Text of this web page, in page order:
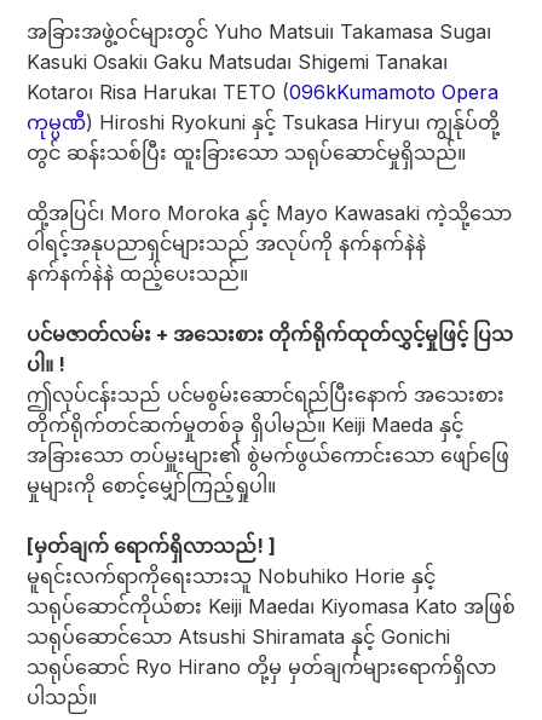
အခြားအဖွဲ့ဝင်များတွင် Yuho Matsui၊ Takamasa Suga၊
Kasuki Osaki၊ Gaku Matsuda၊ Shigemi Tanaka၊
Kotaro၊ Risa Haruka၊ TETO (096kKumamoto Opera
ကုမ္ပဏီ) Hiroshi Ryokuni နှင့် Tsukasa Hiryu၊ ကျွန်ုပ်တို့
တွင် ဆန်းသစ်ပြီး ထူးခြားသော သရုပ်ဆောင်မှုရှိသည်။
ထို့အပြင်၊ Moro Moroka နှင့် Mayo Kawasaki ကဲ့သို့သော
ဝါရင့်အနုပညာရှင်များသည် အလုပ်ကို နက်နက်နဲနဲ
နက်နက်နဲနဲ ထည့်ပေးသည်။
ပင်မဇာတ်လမ်း + အသေးစား တိုက်ရိုက်ထုတ်လွှင့်မှုဖြင့် ပြသ
ပါ။ !
ဤလုပ်ငန်းသည် ပင်မစွမ်းဆောင်ရည်ပြီးနောက် အသေးစား
တိုက်ရိုက်တင်ဆက်မှုတစ်ခု ရှိပါမည်။ Keiji Maeda နှင့်
အခြားသော တပ်မှူးများ၏ စွဲမက်ဖွယ်ကောင်းသော ဖျော်ဖြေ
မှုများကို စောင့်မျှော်ကြည့်ရှုပါ။
[မှတ်ချက် ရောက်ရှိလာသည်! ]
မူရင်းလက်ရာကိုရေးသားသူ Nobuhiko Horie နှင့်
သရုပ်ဆောင်ကိုယ်စား Keiji Maeda၊ Kiyomasa Kato အဖြစ်
သရုပ်ဆောင်သော Atsushi Shiramata နှင့် Gonichi
သရုပ်ဆောင် Ryo Hirano တို့မှ မှတ်ချက်များရောက်ရှိလာ
ပါသည်။